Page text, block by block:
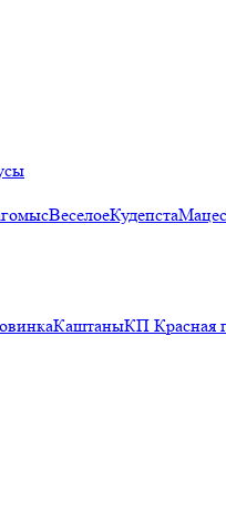
ВеселоеКудепста
КаштаныКП Красная